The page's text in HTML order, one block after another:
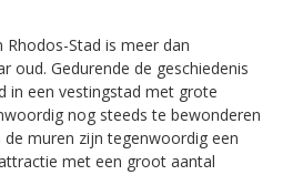
Stad is meer dan
oud. Gedurende de geschiedenis
in een vestingstad met grote
nog steeds te bewonderen
muren zijn tegenwoordig een
met een groot aantal